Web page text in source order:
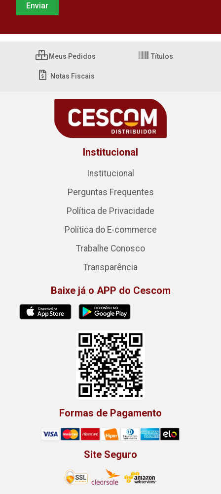
Meus Pedidos Títulos
Notas Fiscais
Institucional
Institucional
Perguntas Frequentes
Política de Privacidade
Política do E-commerce
Trabalhe Conosco
Transparência
Baixe já o APP do Cescom
Formas de Pagamento
Site Seguro